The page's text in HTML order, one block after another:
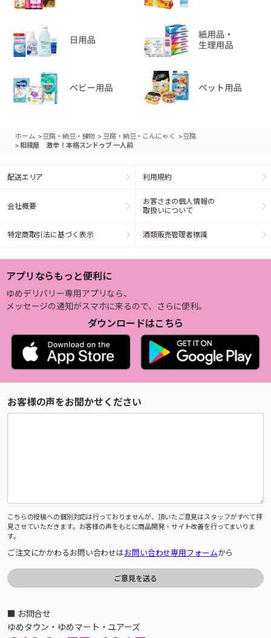
ホーム >豆腐・納豆・練物 > 豆腐・納豆・こんにゃく >豆腐
>相模屋 激辛！本格スンドゥブ 一人前
配送エリア 利用規約
会社概要
お客さまの個人情報の
取扱いについて
特定商取引法に基づく表示 酒類販売管理者標識
アプリならもっと便利に
ゆめデリバリー専用アプリなら、
メッセージの通知がスマホに来るので、さらに便利。
ダウンロードはこちら
お客様の声をお聞かせください
こちらの投稿への個別対応は行っておりませんが、頂いたご意見はスタッフがすべて拝
見させていただきます。お客様の声をもとに商品開発・サイト改善を行ってまいりま
す。
ご注文にかかわるお問い合わせはお問い合わせ専用フォームから
■ お問合せ
ゆめタウン・ゆめマート・ユアーズ